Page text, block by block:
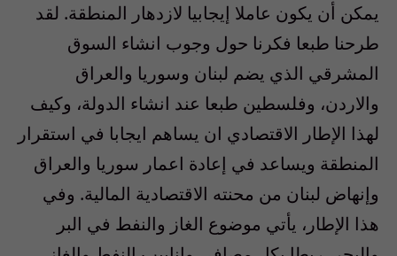
يمكن أن يكون عاملا إيجابيا لازدهار المنطقة. لقد
طرحنا طبعا فكرنا حول وجوب انشاء السوق
المشرقي الذي يضم لبنان وسوريا والعراق
والاردن، وفلسطين طبعا عند انشاء الدولة، وكيف
لهذا الإطار الاقتصادي ان يساهم ايجابا في استقرار
المنطقة ويساعد في إعادة اعمار سوريا والعراق
وإنهاض لبنان من محنته الاقتصادية المالية. وفي
هذا الإطار، يأتي موضوع الغاز والنفط في البر